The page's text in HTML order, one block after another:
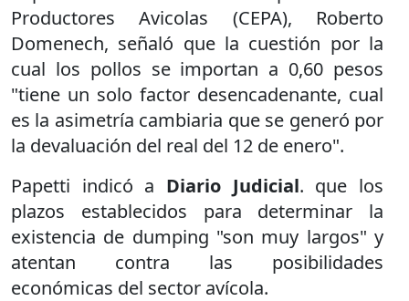
Productores Avicolas (CEPA), Roberto
Domenech, señaló que la cuestión por la
cual los pollos se importan a 0,60 pesos
"tiene un solo factor desencadenante, cual
es la asimetría cambiaria que se generó por
la devaluación del real del 12 de enero".
Papetti indicó a Diario Judicial. que los
plazos establecidos para determinar la
existencia de dumping "son muy largos" y
atentan contra las posibilidades
económicas del sector avícola.